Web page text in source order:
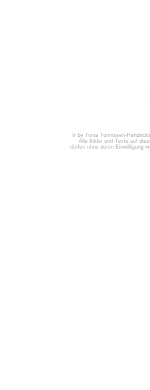
© by Tonia Tünnissen-
Alle Bilder und Texte auf
dürfen ohne deren Einwilligung